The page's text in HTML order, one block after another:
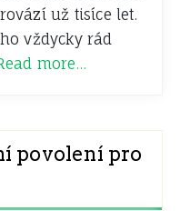
už tisíce let.
vždycky rád
more…
povolení pro